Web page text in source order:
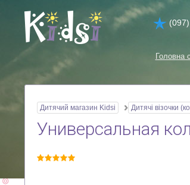
Головна
Дитячий магазин Kidsi Дитячі візочки
Универсальная